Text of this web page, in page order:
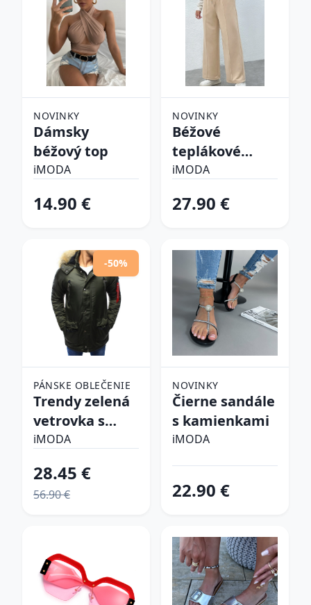
NOVINKY
Dámsky
béžový top
iMODA
14.90 €
NOVINKY
Béžové
teplákové
nohavice
iMODA
27.90 €
-50%
PÁNSKE OBLEČENIE
Trendy zelená
vetrovka s
kapucňou
iMODA
28.45 €
56.90 €
NOVINKY
Čierne sandále
s kamienkami
iMODA
22.90 €